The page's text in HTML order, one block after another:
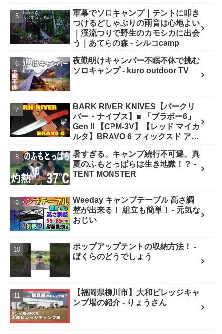
軍幕でソロキャンプ｜テントに叩き
つけるどしゃぶりの雨音は心地よい
｜渓流つりで野生のカモシカに出会
う｜あてらの森 - シルコcamp
夜勤明けキャンパー不眠不休で挑む
ソロキャンプ - kuro outdoor TV
BARK RIVER KNIVES【バークリ
バー・ナイブス】■ 「ブラボー6」
Gen II 【CPM-3V】【レッド マイカ
ルタ】BRAVO 6 フィックスド アメ
グ！
暑すぎる。キャンプ続行不可避。真
夏のふもとっぱらは生き地獄！？ -
TENT MONSTER
Weeday キャンプテーブル 高さ調
整が出来る！ 組立も簡単！ - 元気な
おじい
ポップアップテントの収納方法！ -
ぼくらのどうでしょう
【福岡県柳川市】大和ビレッジキャ
ンプ場の紹介 - りょうさん